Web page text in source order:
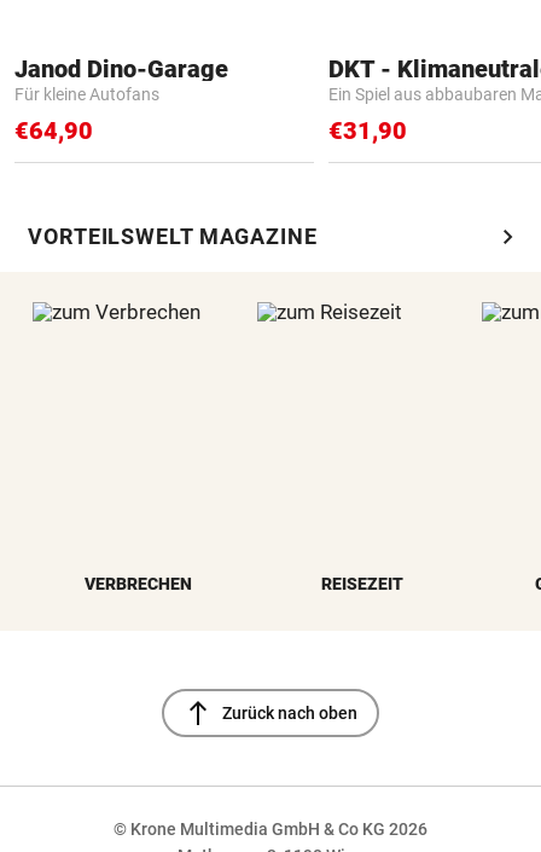
Janod Dino-Garage
Für kleine Autofans
€64,90
Ein Spiel aus abbaubaren
€31,90
VORTEILSWELT MAGAZINE chevron_right
VERBRECHEN REISEZEIT
north Zurück nach oben
© Krone Multimedia GmbH & Co KG 2026